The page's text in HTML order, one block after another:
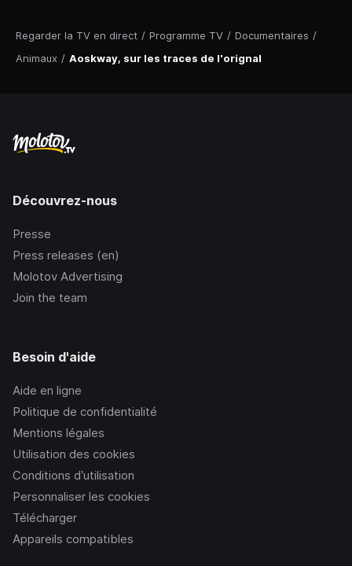
Regarder la TV en direct / Programme TV / Documentaires /
Animaux / Aoskway, sur les traces de l'orignal
Découvrez-nous
Presse
Press releases (en)
Molotov Advertising
Join the team
Besoin d'aide
Aide en ligne
Politique de confidentialité
Mentions légales
Utilisation des cookies
Conditions d’utilisation
Personnaliser les cookies
Télécharger
Appareils compatibles